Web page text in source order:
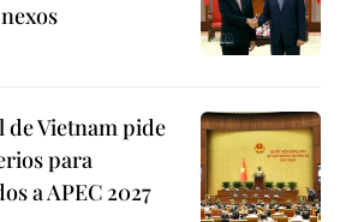
de Vietnam pide
para
a APEC 2027